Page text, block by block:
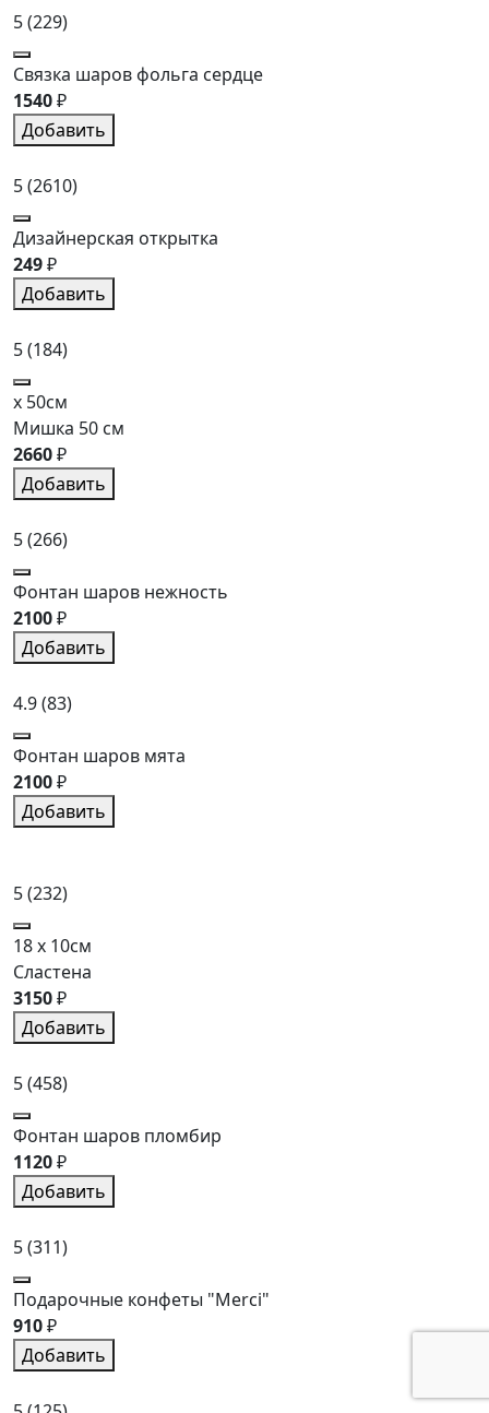
5(229)
Связка шаров фольга сердце
1540₽
Добавить
5(2610)
Дизайнерская открытка
249₽
Добавить
5(184)
x 50см
Мишка 50 см
2660₽
Добавить
5(266)
Фонтан шаров нежность
2100₽
Добавить
4.9(83)
Фонтан шаров мята
2100₽
Добавить
5(232)
18 x 10см
Сластена
3150₽
Добавить
5(458)
Фонтан шаров пломбир
1120₽
Добавить
5(311)
Подарочные конфеты "Merci"
910₽
Добавить